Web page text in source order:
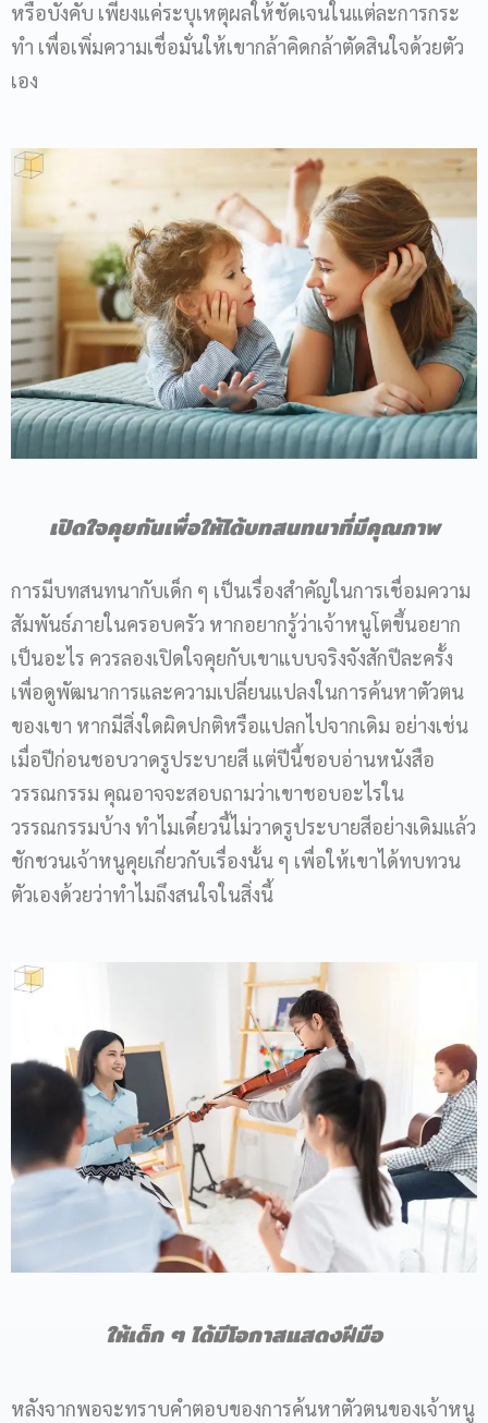
หรือบังคับ เพียงแค่ระบุเหตุผลให้ชัดเจนในแต่ละการกระ
ทำ เพื่อเพิ่มความเชื่อมั่นให้เขากล้าคิดกล้าตัดสินใจด้วยตัว
เอง
เปิดใจคุยกันเพื่อให้ได้บทสนทนาที่มีคุณภาพ
การมีบทสนทนากับเด็ก ๆ เป็นเรื่องสำคัญในการเชื่อมความ
สัมพันธ์ภายในครอบครัว หากอยากรู้ว่าเจ้าหนูโตขึ้นอยาก
เป็นอะไร ควรลองเปิดใจคุยกับเขาแบบจริงจังสักปีละครั้ง
เพื่อดูพัฒนาการและความเปลี่ยนแปลงในการค้นหาตัวตน
ของเขา หากมีสิ่งใดผิดปกติหรือแปลกไปจากเดิม อย่างเช่น
เมื่อปีก่อนชอบวาดรูประบายสี แต่ปีนี้ชอบอ่านหนังสือ
วรรณกรรม คุณอาจจะสอบถามว่าเขาชอบอะไรใน
วรรณกรรมบ้าง ทำไมเดี๋ยวนี้ไม่วาดรูประบายสีอย่างเดิมแล้ว
ชักชวนเจ้าหนูคุยเกี่ยวกับเรื่องนั้น ๆ เพื่อให้เขาได้ทบทวน
ตัวเองด้วยว่าทำไมถึงสนใจในสิ่งนี้
ให้เด็ก ๆ ได้มีโอกาสแสดงฝีมือ
หลังจากพอจะทราบคำตอบของการค้นหาตัวตนของเจ้าหนู